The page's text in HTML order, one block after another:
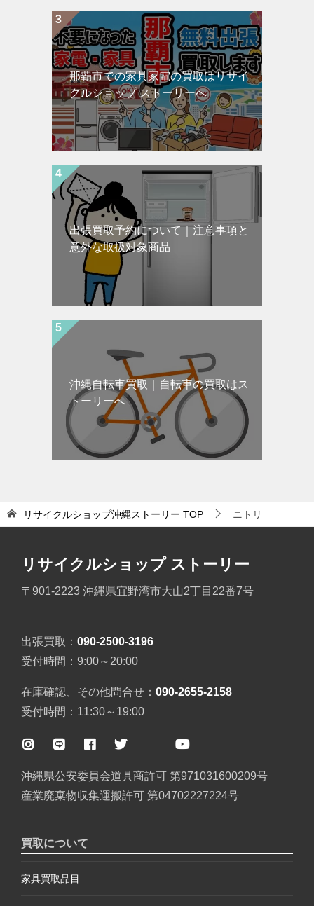
那覇市での家具家電の買取はリサイ
クルショップ ストーリーへ
出張買取予約について｜注意事項と
意外な取扱対象商品
沖縄自転車買取｜自転車の買取はス
トーリーへ
リサイクルショップ沖縄ストーリー TOP ニトリ
リサイクルショップ ストーリー
〒901-2223 沖縄県宜野湾市大山2丁目22番7号
出張買取： 090-2500-3196
受付時間：9:00～20:00
在庫確認、その他問合せ： 090-2655-2158
受付時間：11:30～19:00
沖縄県公安委員会道具商許可 第971031600209号
産業廃棄物収集運搬許可 第04702227224号
買取について
家具買取品目